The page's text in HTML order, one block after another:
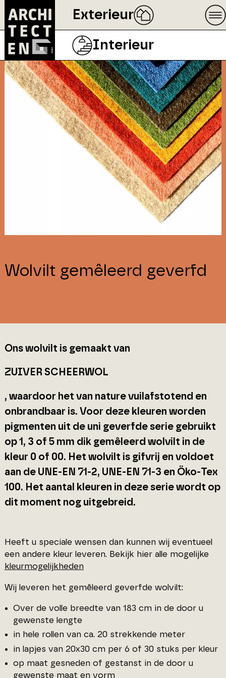
Exterieur
Interieur
Wolvilt gemêleerd geverfd
Ons wolvilt is gemaakt van
ZUIVER SCHEERWOL
, waardoor het van nature vuilafstotend en
onbrandbaar is. Voor deze kleuren worden
pigmenten uit de uni geverfde serie gebruikt
op 1, 3 of 5 mm dik gemêleerd wolvilt in de
kleur 0 of 00. Het wolvilt is gifvrij en voldoet
aan de UNE-EN 71-2, UNE-EN 71-3 en Öko-Tex
100. Het aantal kleuren in deze serie wordt op
dit moment nog uitgebreid.
Heeft u speciale wensen dan kunnen wij eventueel
een andere kleur leveren. Bekijk hier alle mogelijke
kleurmogelijkheden
Wij leveren het gemêleerd geverfde wolvilt:
Over de volle breedte van 183 cm in de door u
gewenste lengte
in hele rollen van ca. 20 strekkende meter
in lapjes van 20x30 cm per 6 of 30 stuks per kleur
op maat gesneden of gestanst in de door u
gewenste maat en vorm